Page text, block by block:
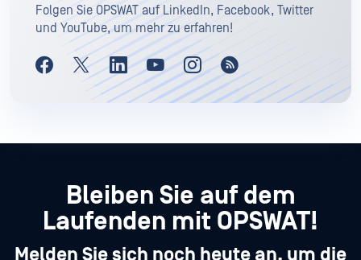
Folgen Sie OPSWAT auf LinkedIn, Facebook, Twitter
und YouTube, um mehr zu erfahren!
Bleiben Sie auf dem
Laufenden mit OPSWAT!
Melden Sie sich noch heute an, um die